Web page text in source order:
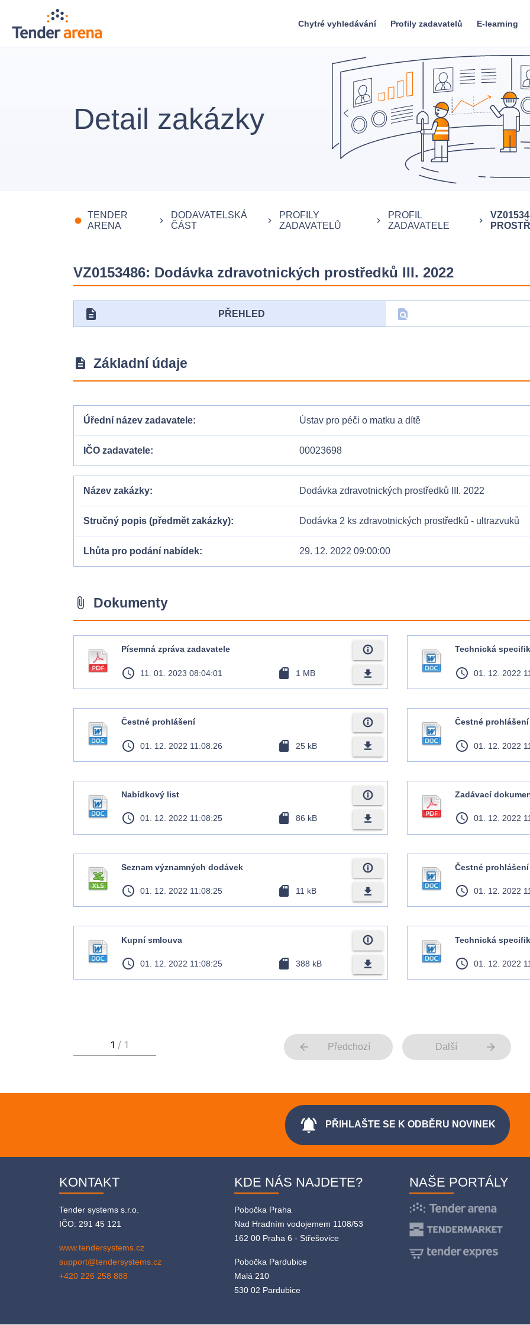
Chytré vyhledávání Profily zadavatelů E-learning
Detail zakázky
fiber_manual_record
TENDER
ARENA
keyboard_arrow_right
DODAVATELSKÁ
ČÁST
keyboard_arrow_right
PROFILY
ZADAVATELŮ
keyboard_arrow_right
PROFIL
ZADAVATELE
keyboard_arrow_right
VZ0153486: Dodávka zdravotnických prostředků III. 2022
description PŘEHLED find_in_page
description Základní údaje
Úřední název zadavatele Ústav pro péči o matku a dítě
IČO zadavatele 00023698
Název zakázky Dodávka zdravotnických prostředků III. 2022
Stručný popis (předmět zakázky) Dodávka 2 ks zdravotnických prostředků - ultrazvuků
Lhůta pro podání nabídek 29. 12. 2022 09:00:00
attach_file Dokumenty
Písemná zpráva zadavatele
access_time 11. 01. 2023 08:04:01 sd_card 1 MB
info_outline
file_download
Technická
access_time 01. 12. 2022
Čestné prohlášení
access_time 01. 12. 2022 11:08:26 sd_card 25 kB
info_outline
file_download
Čestné prohlášení
access_time 01. 12. 2022
Nabídkový list
access_time 01. 12. 2022 11:08:25 sd_card 86 kB
info_outline
file_download
Zadávací
access_time 01. 12. 2022
Seznam významných dodávek
access_time 01. 12. 2022 11:08:25 sd_card 11 kB
info_outline
file_download
Čestné prohlášení
access_time 01. 12. 2022
Kupní smlouva
access_time 01. 12. 2022 11:08:25 sd_card 388 kB
info_outline
file_download
Technická
access_time 01. 12. 2022
arrow_back Předchozí Další arrow_forward
notifications_active PŘIHLAŠTE SE K ODBĚRU NOVINEK
KONTAKT
Tender systems s.r.o.
IČO: 291 45 121
www.tendersystems.cz
support@tendersystems.cz
+420 226 258 888
KDE NÁS NAJDETE?
Pobočka Praha
Nad Hradním vodojemem 1108/53
162 00 Praha 6 - Střešovice
Pobočka Pardubice
Malá 210
530 02 Pardubice
NAŠE PORTÁLY